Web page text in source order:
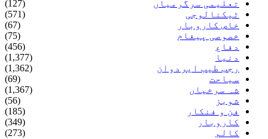
تعلیمی سرگرمیاں
(127)
ٹیکنالوجی
(571)
خاص کاروبار
(67)
خصوصی پیغام
(75)
دفاع
(456)
دنیا
(1,377)
رجب طیب ایردوان
(1,362)
سیاحت
(69)
شہ سرخیاں
(1,367)
شوبز
(56)
فن و فنکار
(185)
کاروبار
(349)
کالم
(273)